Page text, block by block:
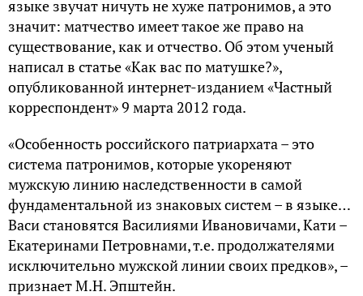
языке звучат ничуть не хуже патронимов, а это
значит: матчество имеет такое же право на
существование, как и отчество. Об этом ученый
написал в статье «Как вас по матушке?»,
опубликованной интернет-изданием «Частный
корреспондент» 9 марта 2012 года.
«Особенность российского патриархата – это
система патронимов, которые укореняют
мужскую линию наследственности в самой
фундаментальной из знаковых систем – в языке…
Васи становятся Василиями Ивановичами, Кати –
Екатеринами Петровнами, т.е. продолжателями
исключительно мужской линии своих предков», –
признает М.Н. Эпштейн.